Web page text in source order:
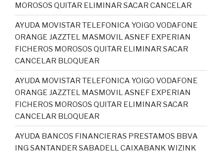
MOROSOS QUITAR ELIMINAR SACAR CANCELAR
AYUDA MOVISTAR TELEFONICA YOIGO VODAFONE
ORANGE JAZZTEL MASMOVIL ASNEF EXPERIAN
FICHEROS MOROSOS QUITAR ELIMINAR SACAR
CANCELAR BLOQUEAR
AYUDA MOVISTAR TELEFONICA YOIGO VODAFONE
ORANGE JAZZTEL MASMOVIL ASNEF EXPERIAN
FICHEROS MOROSOS QUITAR ELIMINAR SACAR
CANCELAR BLOQUEAR
AYUDA BANCOS FINANCIERAS PRESTAMOS BBVA
ING SANTANDER SABADELL CAIXABANK WIZINK